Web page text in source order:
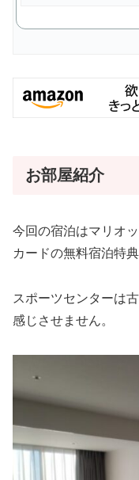
お部屋紹介
今回の宿泊はマリオ
カードの無料宿泊特
スポーツセンターは
感じさせません。